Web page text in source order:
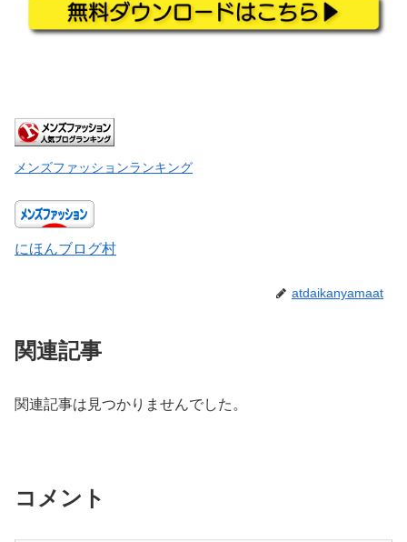
メンズファッションランキング
にほんブログ村
atdaikanyamaat
関連記事
関連記事は見つかりませんでした。
コメント